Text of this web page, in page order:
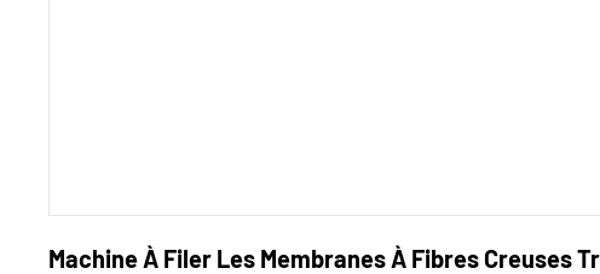
Machine À Filer Les Membranes À Fibres Creuses